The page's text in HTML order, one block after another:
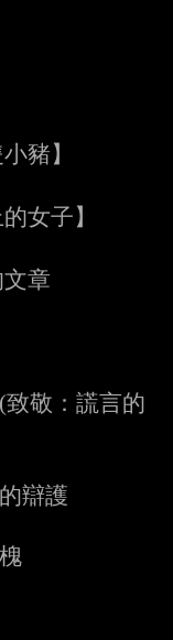
豬】
女子】
章
敬：謊言的
辯護